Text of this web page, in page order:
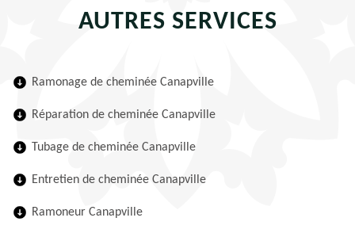
AUTRES SERVICES
Ramonage de cheminée Canapville
Réparation de cheminée Canapville
Tubage de cheminée Canapville
Entretien de cheminée Canapville
Ramoneur Canapville